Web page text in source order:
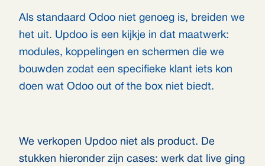
Als standaard Odoo niet genoeg is, breiden we
het uit. Updoo is een kijkje in dat maatwerk:
modules, koppelingen en schermen die we
bouwden zodat een specifieke klant iets kon
doen wat Odoo out of the box niet biedt.
We verkopen Updoo niet als product. De
stukken hieronder zijn cases: werk dat live ging